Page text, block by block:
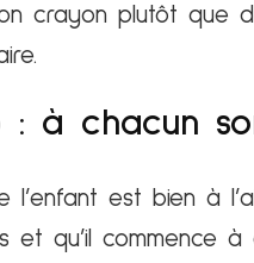
crayon plutôt que
: à chacun
l’enfant est bien à
et qu’il commence